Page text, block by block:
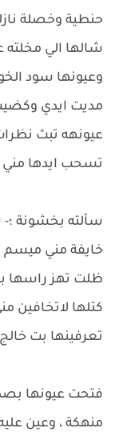
حنطية وخصلة
شالها الي
وعيونها سود
مديت ايدي
عيونهه تبث
تسحب ايدها مني
سألته بخشونة
خايفة مني ميسم
ظلت تهز راسها
كتلها لاتخافين
تعرفينها بت
فتحت عيونها
منهكة ، وعين